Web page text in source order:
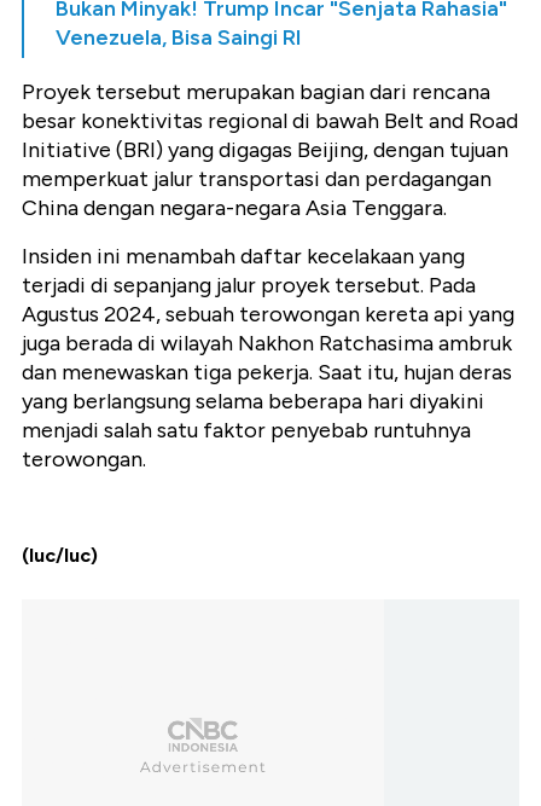
Bukan Minyak! Trump Incar "Senjata Rahasia"
Venezuela, Bisa Saingi RI
Proyek tersebut merupakan bagian dari rencana
besar konektivitas regional di bawah Belt and Road
Initiative (BRI) yang digagas Beijing, dengan tujuan
memperkuat jalur transportasi dan perdagangan
China dengan negara-negara Asia Tenggara.
Insiden ini menambah daftar kecelakaan yang
terjadi di sepanjang jalur proyek tersebut. Pada
Agustus 2024, sebuah terowongan kereta api yang
juga berada di wilayah Nakhon Ratchasima ambruk
dan menewaskan tiga pekerja. Saat itu, hujan deras
yang berlangsung selama beberapa hari diyakini
menjadi salah satu faktor penyebab runtuhnya
terowongan.
(luc/luc)